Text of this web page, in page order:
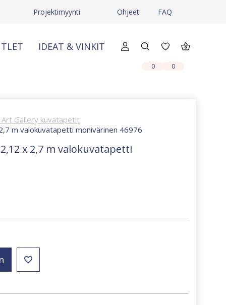
Projektimyynti Ohjeet FAQ
IDEAT & VINKIT
0 0
Gallery kuvatapetit
m valokuvatapetti monivärinen 46976
x 2,7 m valokuvatapetti